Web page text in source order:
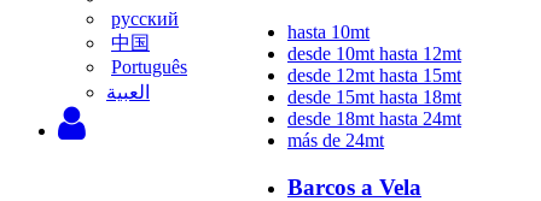
русский
中国
Português
‫العبية
hasta 10mt
desde 10mt hasta 12mt
desde 12mt hasta 15mt
desde 15mt hasta 18mt
desde 18mt hasta 24mt
más de 24mt
Barcos a Vela